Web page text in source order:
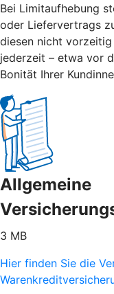
Bei Limitaufhebung
oder Liefervertrags
diesen nicht vorzeitig
jederzeit – etwa vor
Bonität Ihrer
Allgemeine
3 MB
Hier finden Sie die